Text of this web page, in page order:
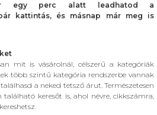
egy perc alatt leadhatod a
kattintás, és másnap már meg is
mit is vásárolnál, célszerű a kategóriák
több szintű kategória rendszerbe vannak
a neked tetsző árut. Természetesen
keresőt is, ahol névre, cikkszámra,